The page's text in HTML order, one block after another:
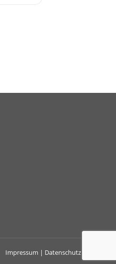
Impressum | Datenschutz